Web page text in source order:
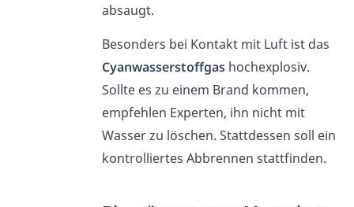
absaugt.
Besonders bei Kontakt mit Luft ist das
Cyanwasserstoffgas hochexplosiv.
Sollte es zu einem Brand kommen,
empfehlen Experten, ihn nicht mit
Wasser zu löschen. Stattdessen soll ein
kontrolliertes Abbrennen stattfinden.